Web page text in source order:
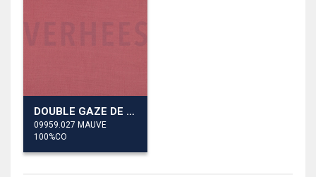
DOUBLE GAZE DE COTON
09959.027 MAUVE
100%CO